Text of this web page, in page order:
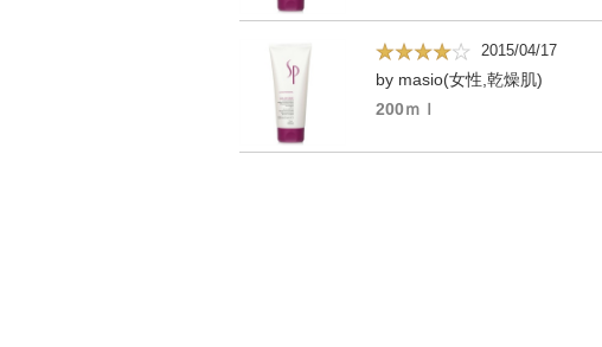
2015/04/17
by masio(女性,乾燥肌)
200ｍｌ